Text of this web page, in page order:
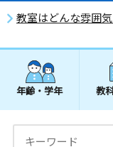
教室はどんな雰囲
年齢・学年 教